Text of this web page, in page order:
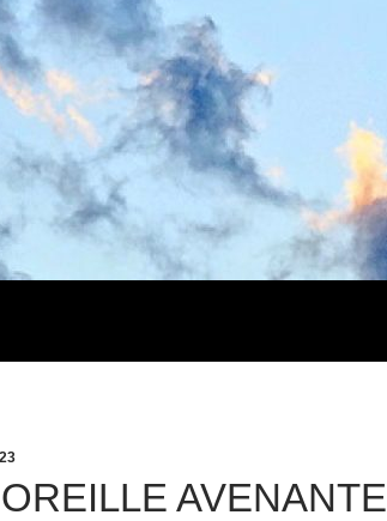
AVENANTE